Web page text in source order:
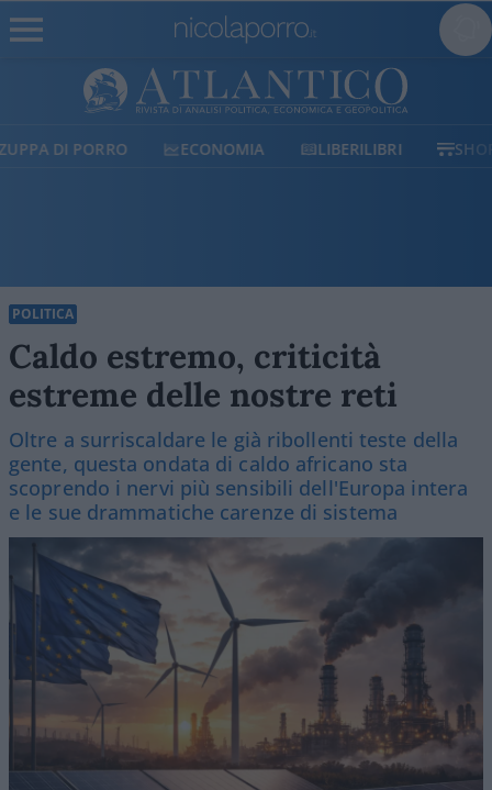
ECONOMIA LIBERILIBRI SHOP SOSTIENICI
POLITICA
Caldo estremo, criticità
estreme delle nostre reti
Oltre a surriscaldare le già ribollenti teste della
gente, questa ondata di caldo africano sta
scoprendo i nervi più sensibili dell'Europa intera
e le sue drammatiche carenze di sistema